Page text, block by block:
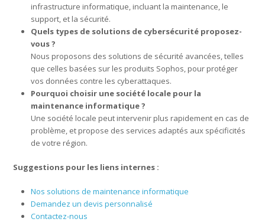
infrastructure informatique, incluant la maintenance, le
support, et la sécurité.
Quels types de solutions de cybersécurité proposez-
vous ?
Nous proposons des solutions de sécurité avancées, telles
que celles basées sur les produits Sophos, pour protéger
vos données contre les cyberattaques.
Pourquoi choisir une société locale pour la
maintenance informatique ?
Une société locale peut intervenir plus rapidement en cas de
problème, et propose des services adaptés aux spécificités
de votre région.
Suggestions pour les liens internes :
Nos solutions de maintenance informatique
Demandez un devis personnalisé
Contactez-nous